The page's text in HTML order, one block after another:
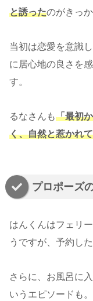
と誘ったのがきっ
当初は恋愛を意識
に居心地の良さを
す。
るなさんも「最初
く、自然と惹かれ
プロポーズ
はんくんはフェリ
うですが、予約し
さらに、お風呂に
いうエピソードも。